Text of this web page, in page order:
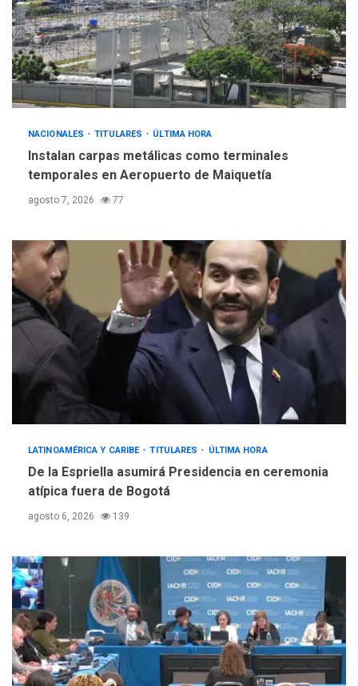
5
Hiroshima 81 años de la
debacle atómica. Japón
debate principios no
nucleares
NACIONALES TITULARES ÚLTIMA HORA
Instalan carpas metálicas como terminales
temporales en Aeropuerto de Maiquetía
agosto 7, 2026 77
LATINOAMÉRICA Y CARIBE TITULARES ÚLTIMA HORA
De la Espriella asumirá Presidencia en ceremonia
atípica fuera de Bogotá
agosto 6, 2026 139